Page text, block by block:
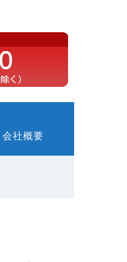
会社概要